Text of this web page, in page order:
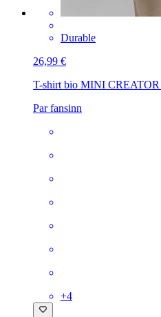
Durable
26,99 €
T-shirt bio MINI CREATOR
Par fansinn
+4